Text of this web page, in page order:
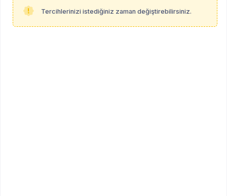
PsikoAlan
Hakkımızda
Tercihlerinizi istediğiniz zaman değiştirebilirsiniz.